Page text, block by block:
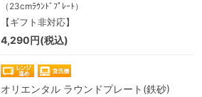
（23cmﾗｳﾝﾄﾞﾌﾟﾚｰﾄ）
【ギフト非対応】
4,290円(税込)
オリエンタル ラウンドプレート(鉄砂)